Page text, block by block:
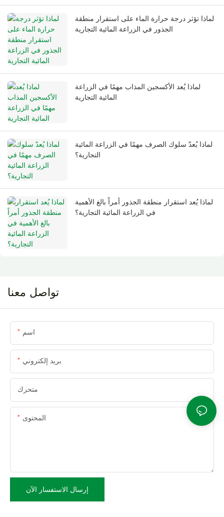
لماذا تؤثر درجة حرارة الماء على استقرار منطقة
الجذور في الزراعة المائية التجارية
لماذا يُعد الأكسجين المذاب مهمًا في الزراعة
المائية التجارية
لماذا يُعدّ سلوك الصرف مهمًا في الزراعة المائية
التجارية؟
لماذا يُعد استقرار منطقة الجذور أمراً بالغ الأهمية
في الزراعة المائية التجارية؟
تواصل معنا
اسم
بريد إلكتروني
متحرك
المحتوى
إرسال الاستفسار الآن